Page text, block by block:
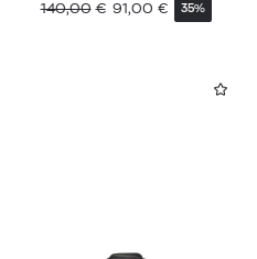
140,00 € 91,00 € 35%